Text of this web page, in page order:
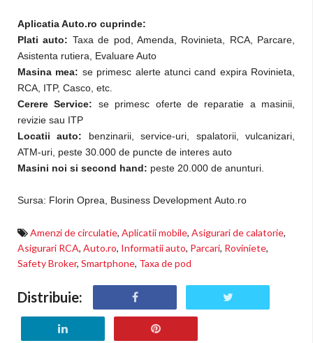
Aplicatia Auto.ro cuprinde:
Plati auto: Taxa de pod, Amenda, Rovinieta, RCA, Parcare,
Asistenta rutiera, Evaluare Auto
Masina mea: se primesc alerte atunci cand expira Rovinieta,
RCA, ITP, Casco, etc.
Cerere Service: se primesc oferte de reparatie a masinii,
revizie sau ITP
Locatii auto: benzinarii, service-uri, spalatorii, vulcanizari,
ATM-uri, peste 30.000 de puncte de interes auto
Masini noi si second hand: peste 20.000 de anunturi.
Sursa: Florin Oprea, Business Development Auto.ro
Amenzi de circulatie, Aplicatii mobile, Asigurari de calatorie,
Asigurari RCA, Auto.ro, Informatii auto, Parcari, Roviniete,
Safety Broker, Smartphone, Taxa de pod
Distribuie: